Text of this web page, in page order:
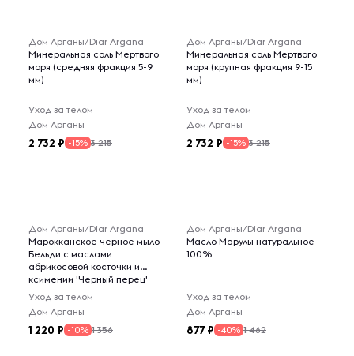
Дом Арганы/Diar Argana
Минеральная соль Мертвого
моря (средняя фракция 5-9
мм)
Уход за телом
Дом Арганы
2 732 -15% 3 215
Дом Арганы/Diar Argana
Минеральная соль Мертвого
моря (крупная фракция 9-15
мм)
Уход за телом
Дом Арганы
2 732 -15% 3 215
Дом Арганы/Diar Argana
Марокканское черное мыло
Бельди с маслами
абрикосовой косточки и
ксимении 'Черный перец'
Уход за телом
Дом Арганы
1 220 -10% 1 356
Дом Арганы/Diar Argana
Масло Марулы натуральное
100%
Уход за телом
Дом Арганы
877 -40% 1 462